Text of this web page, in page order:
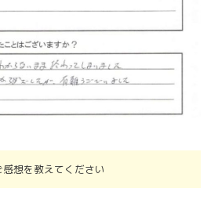
想を教えてください